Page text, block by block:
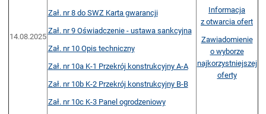
14.08.2025
Zał. nr 8 do SWZ Karta gwarancji
Zał. nr 9 Oświadczenie - ustawa sankcyjna
Zał. nr 10 Opis techniczny
Zał. nr 10a K-1 Przekrój konstrukcyjny A-A
Zał. nr 10b K-2 Przekrój konstrukcyjny B-B
Zał. nr 10c K-3 Panel ogrodzeniowy
Informacja
z otwarcia ofert
Zawiadomienie
o wyborze
najkorzystniejszej
oferty